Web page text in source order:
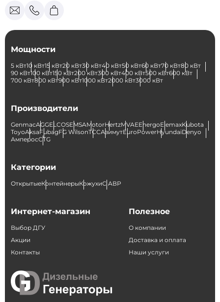
Мощности
5 кВт10 кВт15 кВт20 кВт30 кВт40 кВт50 кВт60 кВт70 кВт80 кВт
90 кВт100 кВт150 кВт200 кВт300 кВт400 кВт500 кВт600 кВт
700 кВт800 кВт900 кВт1000 кВт2000 кВт3000 кВт
Производители
GenmacAGGELCOSEMSAMotorHertzMVAEEnergoElemaxKubota
ToyoAksaFubagFG WilsonТССАзимутEuroPowerHyundaiDenyo
АмперосCTG
Категории
ОткрытыеКонтейнерыКожухиС АВР
Интернет-магазин
Выбор ДГУ
Акции
Контакты
Полезное
О компании
Доставка и оплата
Наши услуги